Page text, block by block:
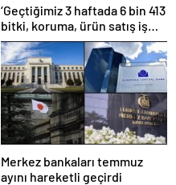
getireceğiz’
‘Geçtiğimiz 3 haftada 6 bin 413
bitki, koruma, ürün satış iş
yeri denetlendi’
Merkez bankaları temmuz
ayını hareketli geçirdi